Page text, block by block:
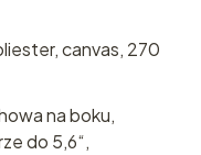
canvas, 270
na boku,
do 5,6“,